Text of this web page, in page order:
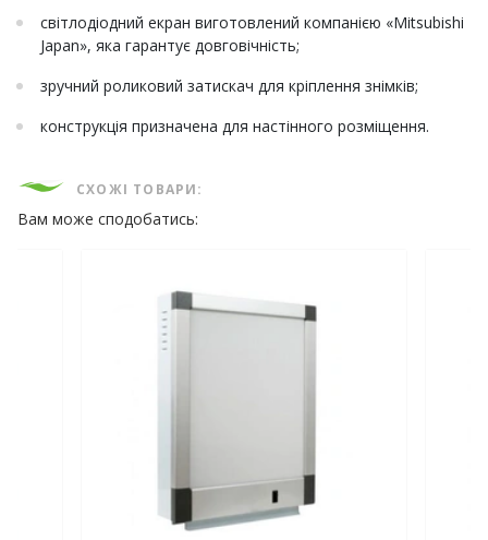
світлодіодний екран виготовлений компанією «Mitsubishi
Japan», яка гарантує довговічність;
зручний роликовий затискач для кріплення знімків;
конструкція призначена для настінного розміщення.
СХОЖІ ТОВАРИ:
Вам може сподобатись: